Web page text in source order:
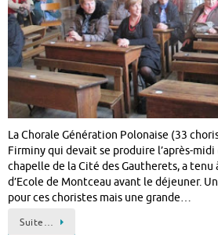
La Chorale Génération Polonaise (33
Firminy qui devait se produire l’après-
chapelle de la Cité des Gautherets, a tenu
d’Ecole de Montceau avant le déjeuner.
pour ces choristes mais une grande…
Suite…